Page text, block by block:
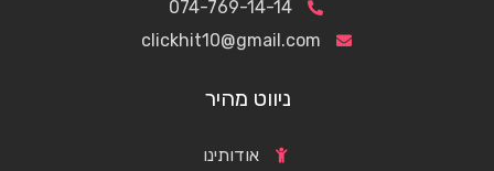
074-769-14-14
clickhit10@gmail.com
ניווט מהיר
אודותינו